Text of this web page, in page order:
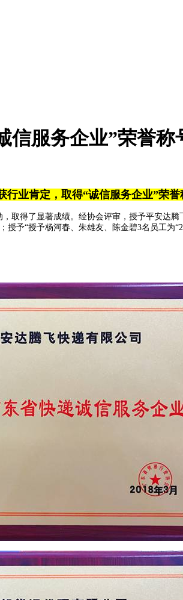
信服务企业”荣誉称
行业肯定，取得“诚信服务企业”荣誉
取得了显著成绩。经协会评审，授予平安达
予“授予杨河春、朱雄友、陈金碧3名员工为